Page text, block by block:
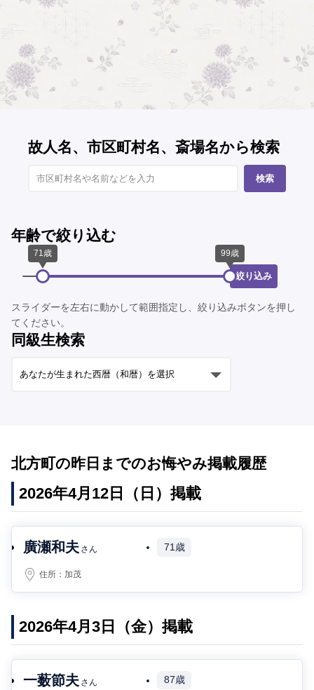
故人名、市区町村名、斎場名から検索
検索
年齢で絞り込む
絞り込み
スライダーを左右に動かして範囲指定し、絞り込みボタンを押し
てください。
同級生検索
北方町の昨日までのお悔やみ掲載履歴
2026年4月12日（日）掲載
廣瀬和夫 さん 71歳
住所： 加茂
2026年4月3日（金）掲載
一薮節夫 さん 87歳